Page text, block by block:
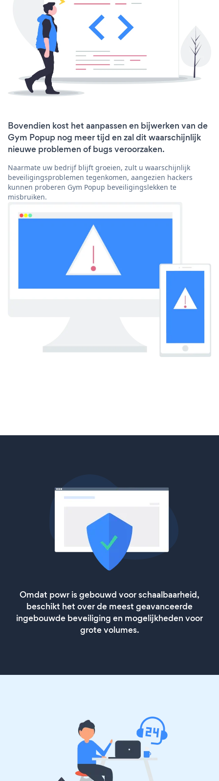
Bovendien kost het aanpassen en bijwerken van de
Gym Popup nog meer tijd en zal dit waarschijnlijk
nieuwe problemen of bugs veroorzaken.
Naarmate uw bedrijf blijft groeien, zult u waarschijnlijk
beveiligingsproblemen tegenkomen, aangezien hackers
kunnen proberen Gym Popup beveiligingslekken te
misbruiken.
Omdat powr is gebouwd voor schaalbaarheid,
beschikt het over de meest geavanceerde
ingebouwde beveiliging en mogelijkheden voor
grote volumes.